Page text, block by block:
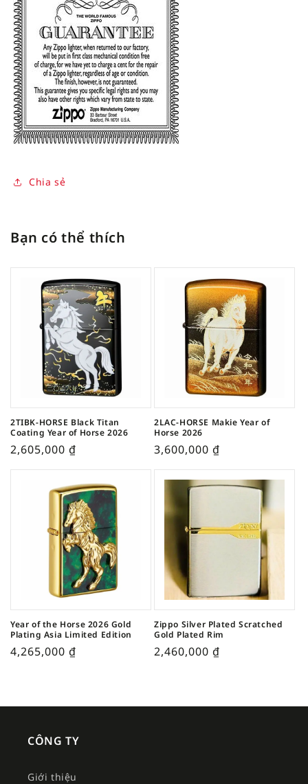
Chia sẻ
Bạn có thể thích
2TIBK-HORSE Black Titan
Coating Year of Horse 2026
2,605,000 ₫
2LAC-HORSE Makie Year of
Horse 2026
3,600,000 ₫
Year of the Horse 2026 Gold
Plating Asia Limited Edition
4,265,000 ₫
Zippo Silver Plated Scratched
Gold Plated Rim
2,460,000 ₫
CÔNG TY
Giới thiệu